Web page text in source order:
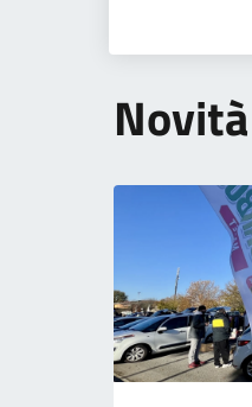
Novità